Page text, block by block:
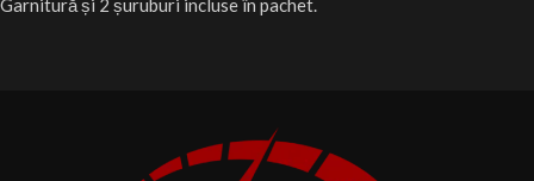
Garnitură și 2 șuruburi incluse în pachet.